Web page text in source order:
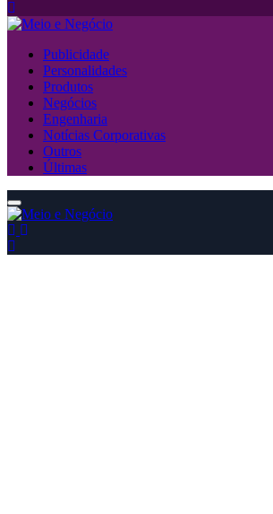
Publicidade
Personalidades
Produtos
Negócios
Engenharia
Notícias Corporativas
Outros
Últimas